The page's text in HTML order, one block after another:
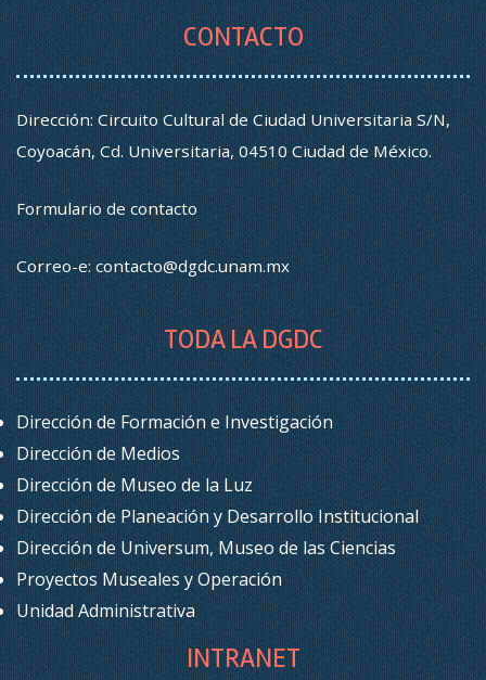
CONTACTO
Dirección: Circuito Cultural de Ciudad Universitaria S/N,
Coyoacán, Cd. Universitaria, 04510 Ciudad de México.
Formulario de contacto
Correo-e:contacto@dgdc.unam.mx
TODA LA DGDC
Dirección de Formación e Investigación
Dirección de Medios
Dirección de Museo de la Luz
Dirección de Planeación y Desarrollo Institucional
Dirección de Universum, Museo de las Ciencias
Proyectos Museales y Operación
Unidad Administrativa
INTRANET